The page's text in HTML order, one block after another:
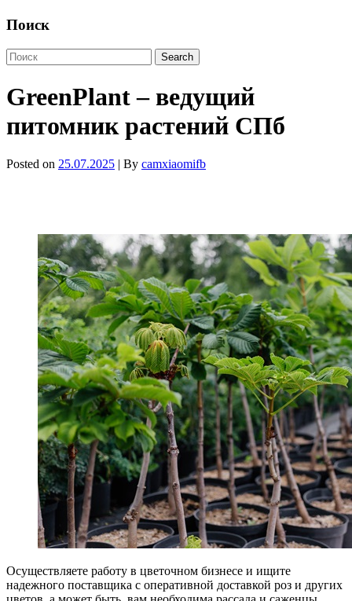
Поиск
GreenPlant – ведущий
питомник растений СПб
Posted on 25.07.2025 | By camxiaomifb
Осуществляете работу в цветочном бизнесе и ищите
надежного поставщика с оперативной доставкой роз и других